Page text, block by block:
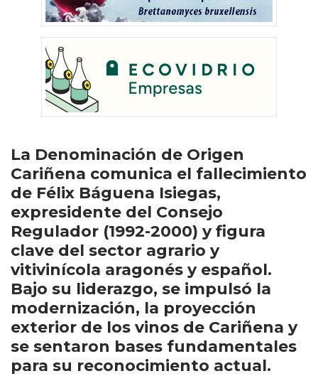
La Denominación de Origen
Cariñena comunica el fallecimiento
de Félix Báguena Isiegas,
expresidente del Consejo
Regulador (1992-2000) y figura
clave del sector agrario y
vitivinícola aragonés y español.
Bajo su liderazgo, se impulsó la
modernización, la proyección
exterior de los vinos de Cariñena y
se sentaron bases fundamentales
para su reconocimiento actual.